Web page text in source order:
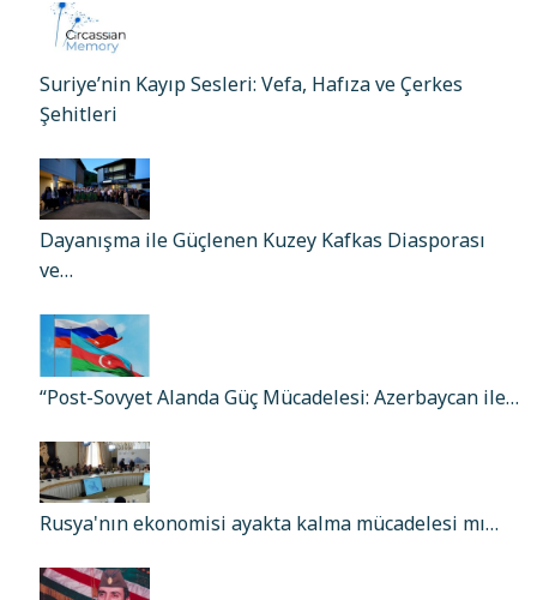
Suriye’nin Kayıp Sesleri: Vefa, Hafıza ve Çerkes
Şehitleri
Dayanışma ile Güçlenen Kuzey Kafkas Diasporası
ve…
“Post-Sovyet Alanda Güç Mücadelesi: Azerbaycan ile…
Rusya'nın ekonomisi ayakta kalma mücadelesi mı…